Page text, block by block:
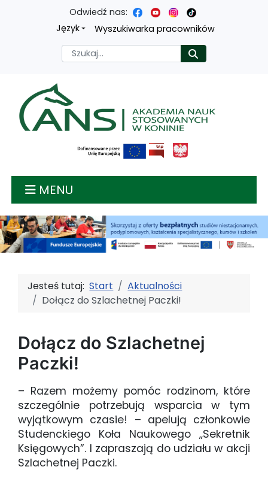
Przejdź
treści
głównej
Przejdź
menu
nawigacyjnego
Przejdź
wyszukiwarki
Przejdź
mapy
strony
Odwiedź nas:
Język
Wyszukiwarka pracowników
Szukaj
Akademia nauk
MENU
Jesteś tutaj:Start
Aktualności
Dołącz do Szlachetnej Paczki!
Dołącz do Szlachetnej
Paczki!
– Razem możemy pomóc rodzinom, które
szczególnie potrzebują wsparcia w tym
wyjątkowym czasie! – apelują członkowie
Studenckiego Koła Naukowego „Sekretnik
Księgowych”. I zapraszają do udziału w akcji
Szlachetnej Paczki.